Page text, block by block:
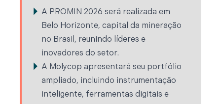
A PROMIN 2026 será realizada em
Belo Horizonte, capital da mineração
no Brasil, reunindo líderes e
inovadores do setor.
A Molycop apresentará seu portfólio
ampliado, incluindo instrumentação
inteligente, ferramentas digitais e